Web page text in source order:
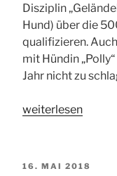
Disziplin
Hund) über die
qualifizieren.
mit Hündin
Jahr nicht zu
„Zwei
weiterlesen
VERÖFFENTLICHT
16. MAI 2018